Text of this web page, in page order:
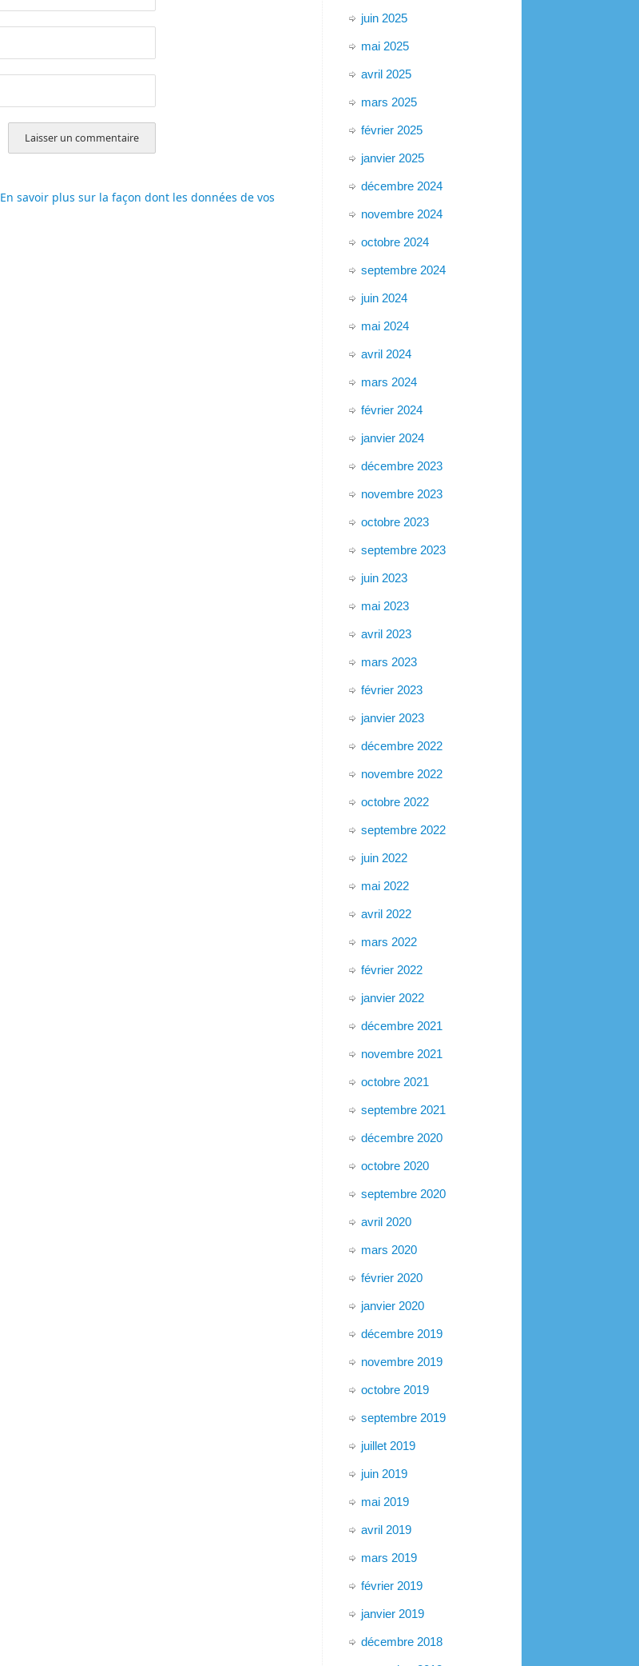
En savoir plus sur la façon dont les données de vos
juin 2025
mai 2025
avril 2025
mars 2025
février 2025
janvier 2025
décembre 2024
novembre 2024
octobre 2024
septembre 2024
juin 2024
mai 2024
avril 2024
mars 2024
février 2024
janvier 2024
décembre 2023
novembre 2023
octobre 2023
septembre 2023
juin 2023
mai 2023
avril 2023
mars 2023
février 2023
janvier 2023
décembre 2022
novembre 2022
octobre 2022
septembre 2022
juin 2022
mai 2022
avril 2022
mars 2022
février 2022
janvier 2022
décembre 2021
novembre 2021
octobre 2021
septembre 2021
décembre 2020
octobre 2020
septembre 2020
avril 2020
mars 2020
février 2020
janvier 2020
décembre 2019
novembre 2019
octobre 2019
septembre 2019
juillet 2019
juin 2019
mai 2019
avril 2019
mars 2019
février 2019
janvier 2019
décembre 2018